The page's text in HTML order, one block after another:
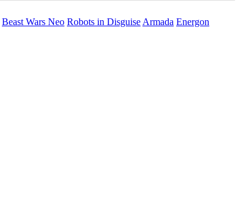
Beast Wars Neo Robots in Disguise Armada Energon